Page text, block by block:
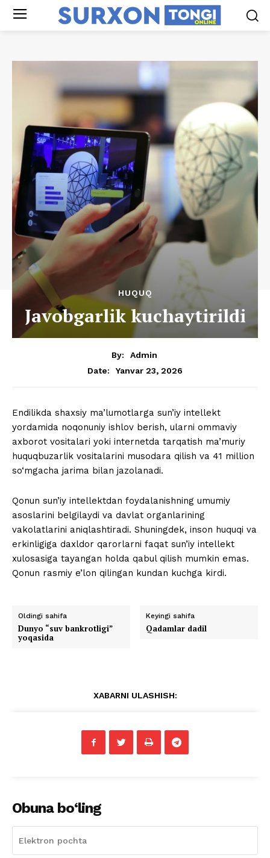
HUQUQ
Javobgarlik kuchaytirildi
By:
Admin
Date:
Yanvar 23, 2026
Endilikda shaxsiy ma’lumotlarga sun’iy intellekt
yordamida noqonuniy ishlov berish, ularni ommaviy
axborot vositalari yoki internetda tarqatish ma’muriy
huquqbuzarlik vositalarini musodara qilish va 41 million
so‘mgacha jarima bilan jazolanadi.
Qonun sun’iy intellektdan foydalanishning umumiy
asoslarini belgilaydi va davlat organlarining
vakolatlarini aniqlashtiradi. Shuningdek, inson huquqi va
erkinligiga daxldor qarorlarni faqat sun’iy intellekt
xulosasiga tayangan holda qabul qilish mumkin emas.
Qonun rasmiy e’lon qilingan kundan kuchga kirdi.
Oldingi sahifa
Dunyo “suv bankrotligi”
yoqasida
Keyingi sahifa
Qadamlar dadil
XABARNI ULASHISH:
Obuna bo‘ling